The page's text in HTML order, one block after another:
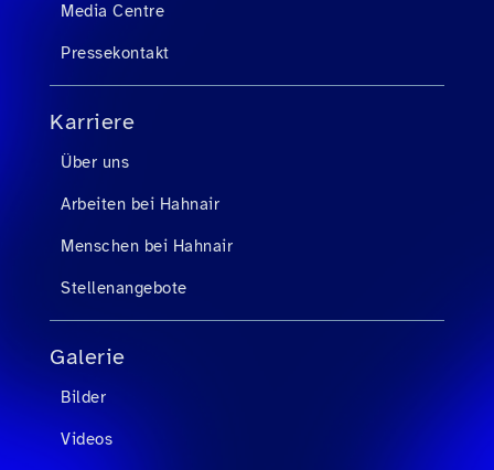
Media Centre
Pressekontakt
Karriere
Über uns
Arbeiten bei Hahnair
Menschen bei Hahnair
Stellenangebote
Galerie
Bilder
Videos